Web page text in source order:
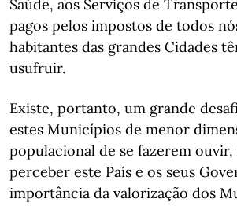
Saúde, aos Serviços de
pagos pelos impostos de todos
habitantes das grandes Cidades
usufruir.
Existe, portanto, um grande
estes Municípios de menor
populacional de se fazerem ouvir,
perceber este País e os seus
importância da valorização dos